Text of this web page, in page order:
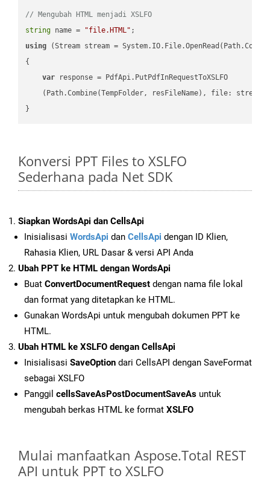
// Mengubah HTML menjadi XSLFO
string name = "file.HTML"
using (Stream stream =
{
var response = PdfApi.PutPdfInRequestToXSLFO
    (Path.Combine(TempFolder, resFileName), file: stream);
Konversi PPT Files to XSLFO
Sederhana pada Net SDK
Siapkan WordsApi dan CellsApi
Inisialisasi WordsApi dan CellsApi dengan ID Klien,
Rahasia Klien, URL Dasar & versi API Anda
Ubah PPT ke HTML dengan WordsApi
Buat ConvertDocumentRequest dengan nama file lokal
dan format yang ditetapkan ke HTML.
Gunakan WordsApi untuk mengubah dokumen PPT ke
HTML.
Ubah HTML ke XSLFO dengan CellsApi
Inisialisasi SaveOption dari CellsAPI dengan SaveFormat
sebagai XSLFO
Panggil cellsSaveAsPostDocumentSaveAs untuk
mengubah berkas HTML ke format XSLFO
Mulai manfaatkan Aspose.Total REST
API untuk PPT to XSLFO